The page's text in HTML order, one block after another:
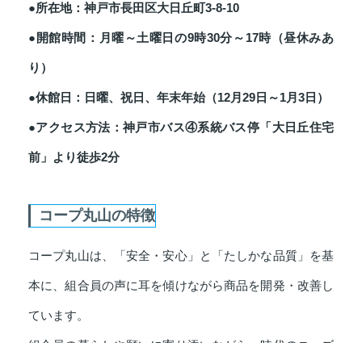
●所在地：神戸市長田区大日丘町3‐8‐10
●開館時間：月曜～土曜日の9時30分～17時（昼休みあ
り）
●休館日：日曜、祝日、年末年始（12月29日～1月3日）
●アクセス方法：神戸市バス④系統バス停「大日丘住宅
前」より徒歩2分
コープ丸山の特徴
コープ丸山は、「安全・安心」と「たしかな品質」を基
本に、組合員の声に耳を傾けながら商品を開発・改善し
ています。